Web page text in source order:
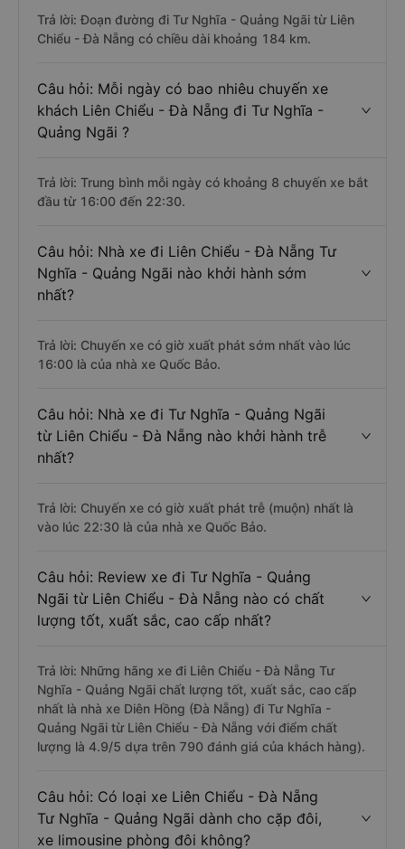
Trả lời: Đoạn đường đi Tư Nghĩa - Quảng Ngãi từ Liên
Chiểu - Đà Nẵng có chiều dài khoảng 184 km.
Câu hỏi: Mỗi ngày có bao nhiêu chuyến xe
khách Liên Chiểu - Đà Nẵng đi Tư Nghĩa -
Quảng Ngãi ?
Trả lời: Trung bình mỗi ngày có khoảng 8 chuyến xe bắt
đầu từ 16:00 đến 22:30.
Câu hỏi: Nhà xe đi Liên Chiểu - Đà Nẵng Tư
Nghĩa - Quảng Ngãi nào khởi hành sớm
nhất?
Trả lời: Chuyến xe có giờ xuất phát sớm nhất vào lúc
16:00 là của nhà xe Quốc Bảo.
Câu hỏi: Nhà xe đi Tư Nghĩa - Quảng Ngãi
từ Liên Chiểu - Đà Nẵng nào khởi hành trễ
nhất?
Trả lời: Chuyến xe có giờ xuất phát trễ (muộn) nhất là
vào lúc 22:30 là của nhà xe Quốc Bảo.
Câu hỏi: Review xe đi Tư Nghĩa - Quảng
Ngãi từ Liên Chiểu - Đà Nẵng nào có chất
lượng tốt, xuất sắc, cao cấp nhất?
Trả lời: Những hãng xe đi Liên Chiểu - Đà Nẵng Tư
Nghĩa - Quảng Ngãi chất lượng tốt, xuất sắc, cao cấp
nhất là nhà xe Diên Hồng (Đà Nẵng) đi Tư Nghĩa -
Quảng Ngãi từ Liên Chiểu - Đà Nẵng với điểm chất
lượng là 4.9/5 dựa trên 790 đánh giá của khách hàng).
Câu hỏi: Có loại xe Liên Chiểu - Đà Nẵng
Tư Nghĩa - Quảng Ngãi dành cho cặp đôi,
xe limousine phòng đôi không?